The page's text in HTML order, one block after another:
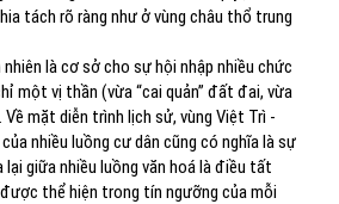
tách rõ ràng như ở vùng châu thổ trung
là cơ sở cho sự hội nhập nhiều chức
một vị thần (vừa “cai quản” đất đai, vừa
mặt diễn trình lịch sử, vùng Việt Trì -
nhiều luồng cư dân cũng có nghĩa là sự
lại giữa nhiều luồng văn hoá là điều tất
thể hiện trong tín ngưỡng của mỗi